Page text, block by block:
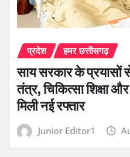
प्रदेश हमर छत्तीसगढ़
साय सरकार के प्रयासों
तंत्र, चिकित्सा शिक्षा
मिली नई रफ्तार
Junior Editor1